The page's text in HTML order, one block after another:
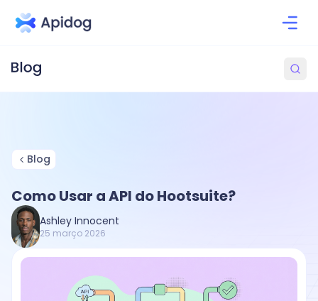
Blog
Como Usar a API do Hootsuite?
Ashley Innocent
25 março 2026